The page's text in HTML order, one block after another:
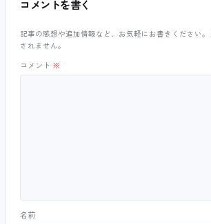
コメントを書く
記事の感想や追加情報など、お気軽にお書きください
されません。
コメント ※
名前